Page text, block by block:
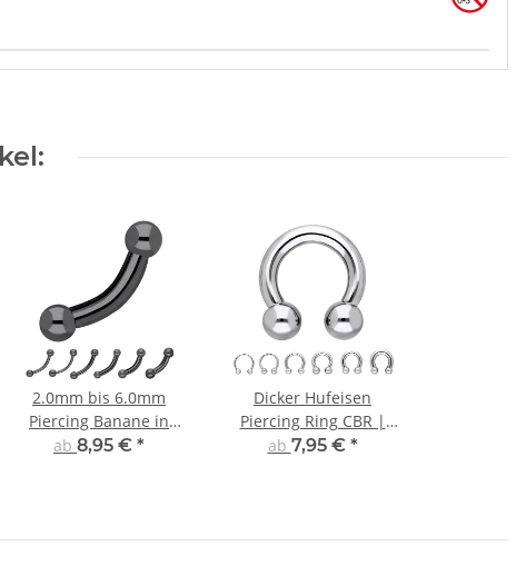
2.0mm bis 6.0mm
Piercing Banane in
Schwarz
ab 8,95 € *
Dicker Hufeisen
Piercing Ring CBR |
Chirurgenstahl | Silber
ab 7,95 € *